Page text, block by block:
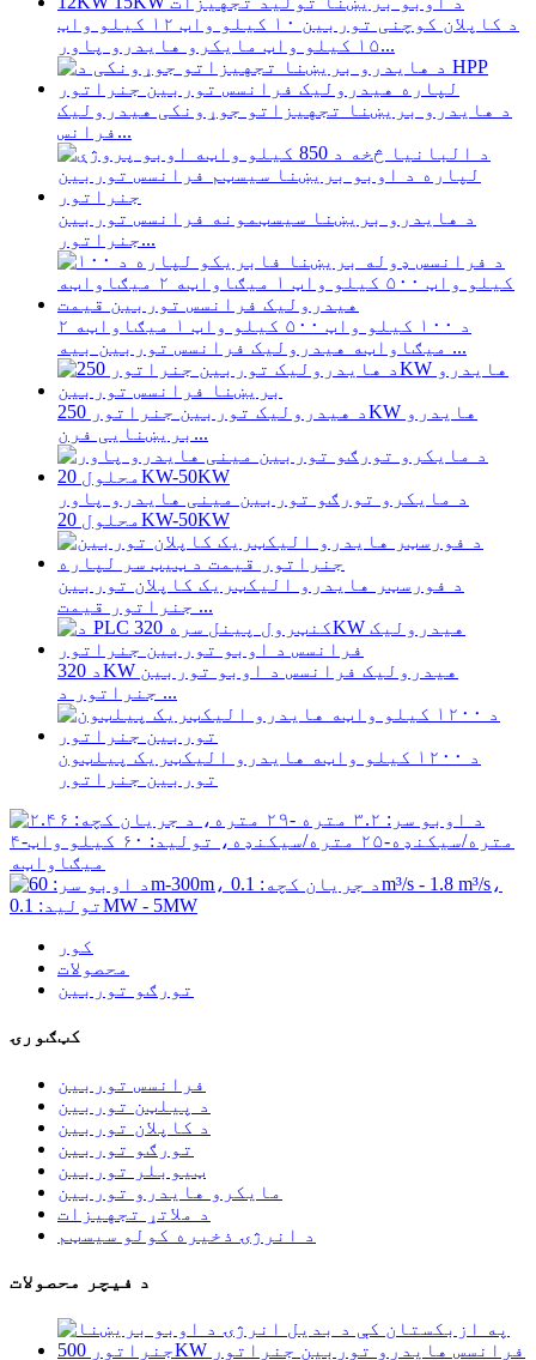
د کاپلان کوچنی توربین ۱۰ کیلو واټ ۱۲ کیلو واټ
۱۵ کیلو واټ مایکرو هایدرو پاور...
د هایدرو بریښنا تجهیزاتو جوړونکی هیدرولیک
فرانس...
د هایدرو بریښنا سیسټمونه فرانسس توربین
جنراتور...
د ۱۰۰ کیلو واټ ۵۰۰ کیلو واټ ۱ میګاواټه ۲
میګاواټه هیدرولیک فرانسس توربین بیه ...
د هیدرولیک توربین جنراتور 250KW هایدرو
بریښنایی فرن...
د مایکرو تورګو توربین مینی هایدرو پاور
محلول 20KW-50KW
د فورسټر هایدرو الیکټریک کاپلان توربین
جنراتور قیمت ...
د 320KW هیدرولیک فرانسس د اوبو توربین
جنراتور د ...
د ۱۲۰۰ کیلو واټه هایدرو الیکټریک پیلټون
توربین جنراتور
کور
محصولات
تورګو توربین
کټګورۍ
فرانسس توربین
د پیلټن توربین
د کاپلان توربین
تورګو توربین
ټیوبلر توربین
مایکرو هایدرو توربین
د ملاتړ تجهیزات
د انرژۍ ذخیره کولو سیسټم
د فیچر محصولات